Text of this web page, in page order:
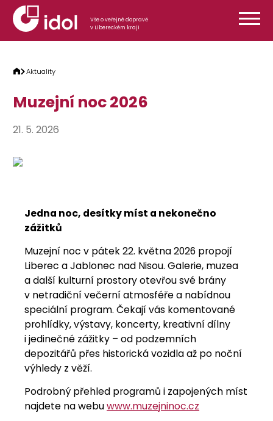
Přeskočit na obsah
Vše o veřejné dopravě
v Libereckém kraji
Aktuality
Muzejní noc 2026
21. 5. 2026
Jedna noc, desítky míst a nekonečno
zážitků
Muzejní noc v pátek 22. května 2026 propojí
Liberec a Jablonec nad Nisou. Galerie, muzea
a další kulturní prostory otevřou své brány
v netradiční večerní atmosféře a nabídnou
speciální program. Čekají vás komentované
prohlídky, výstavy, koncerty, kreativní dílny
i jedinečné zážitky – od podzemních
depozitářů přes historická vozidla až po noční
výhledy z věží.
Podrobný přehled programů i zapojených míst
najdete na webuwww.muzejninoc.cz